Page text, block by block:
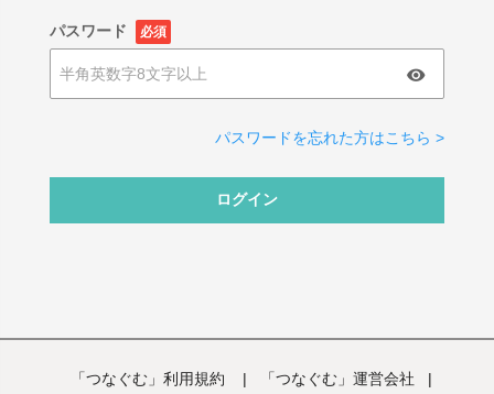
パスワード 必須
パスワードを忘れた方はこちら >
ログイン
「つなぐむ」利用規約 | 「つなぐむ」運営会社 |